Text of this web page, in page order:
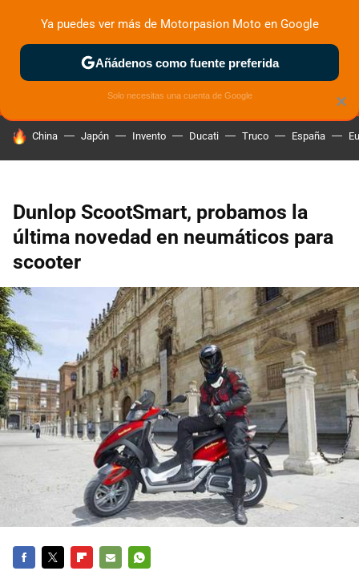
MENÚ NUEVO
ZONA DE PRUEBAS DEPORTIVAS MOTOS ELÉCTRICAS
HOY SE HABLA DE
China Japón Invento Ducati Truco España
Dunlop ScootSmart, probamos la
última novedad en neumáticos para
scooter
×
Ya puedes ver más de Motorpasion Moto en Google
Añádenos como fuente preferida
Solo necesitas una cuenta de Google